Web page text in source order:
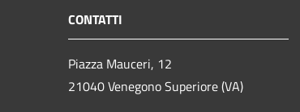
CONTATTI
Piazza Mauceri, 12
21040 Venegono Superiore (VA)